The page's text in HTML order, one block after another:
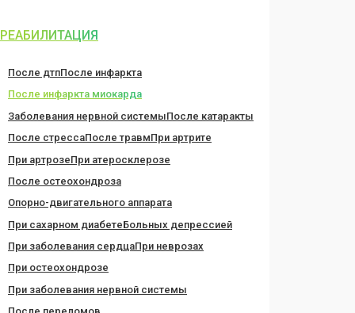
РЕАБИЛИТАЦИЯ
После дтпПосле инфаркта
После инфаркта миокарда
Заболевания нервной системыПосле катаракты
После стрессаПосле травмПри артрите
При артрозеПри атеросклерозе
После остеохондроза
Опорно-двигательного аппарата
При сахарном диабетеБольных депрессией
При заболевания сердцаПри неврозах
При остеохондрозе
При заболевания нервной системы